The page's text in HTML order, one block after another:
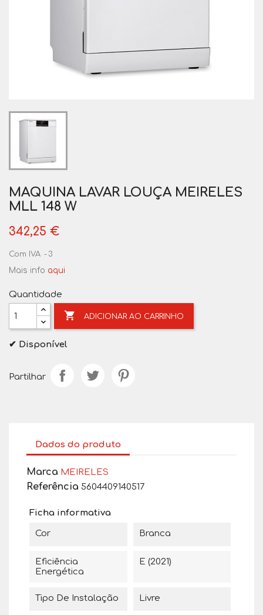
MAQUINA LAVAR LOUÇA MEIRELES
MLL 148 W
342,25 €
Com IVA 3
Mais info aqui
Quantidade
 ADICIONAR AO CARRINHO
✔ Disponível
Partilhar
Dados do produto
Marca MEIRELES
Referência 5604409140517
Ficha informativa
Cor Branca
Eficiência
Energética
E (2021)
Tipo De Instalação Livre